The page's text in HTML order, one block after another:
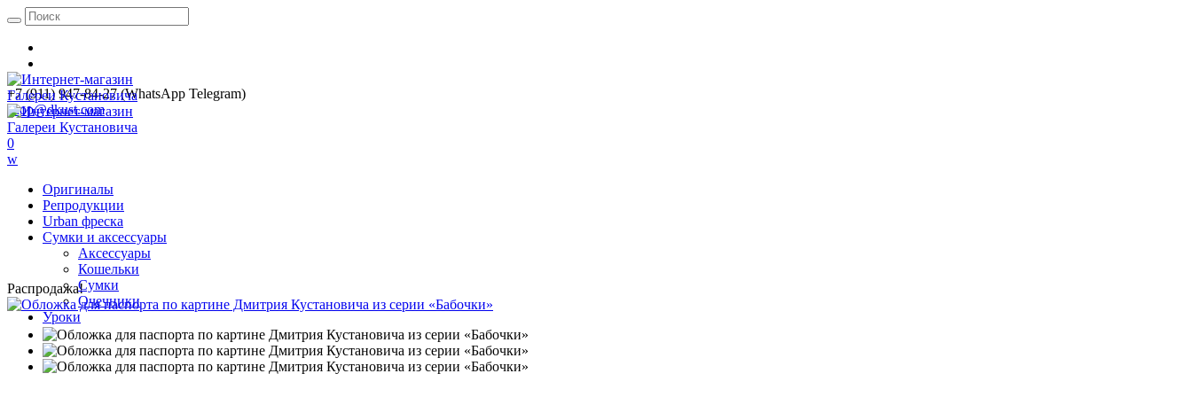
+7 (911) 947-84-27 (WhatsApp Telegram)
shop@dkust.com
0
w
Оригиналы
Репродукции
Urban фреска
Сумки и аксессуары
Аксессуары
Кошельки
Сумки
Очечники
Уроки
Распродажа!